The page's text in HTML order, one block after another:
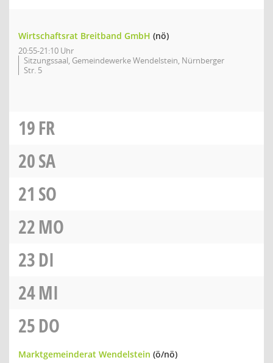
Wirtschaftsrat Breitband GmbH (nö)
20:55-21:10 Uhr
Sitzungssaal, Gemeindewerke Wendelstein, Nürnberger
Str. 5
19FR
20SA
21 SO
22MO
23DI
24MI
25DO
Marktgemeinderat Wendelstein (ö/nö)